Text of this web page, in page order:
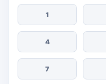
1
4
7